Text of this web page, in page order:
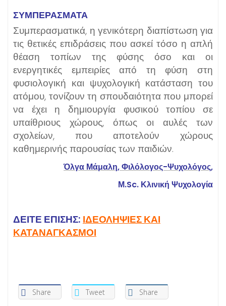
ΣΥΜΠΕΡΑΣΜΑΤΑ
Συμπερασματικά, η γενικότερη διαπίστωση για
τις θετικές επιδράσεις που ασκεί τόσο η απλή
θέαση τοπίων της φύσης όσο και οι
ενεργητικές εμπειρίες από τη φύση στη
φυσιολογική και ψυχολογική κατάσταση του
ατόμου, τονίζουν τη σπουδαιότητα που μπορεί
να έχει η δημιουργία φυσικού τοπίου σε
υπαίθριους χώρους, όπως οι αυλές των
σχολείων, που αποτελούν χώρους
καθημερινής παρουσίας των παιδιών.
Όλγα Μάμαλη, Φιλόλογος-Ψυχολόγος,
Μ.Sc. Κλινική Ψυχολογία
ΔΕΙΤΕ ΕΠΙΣΗΣ: ΙΔΕΟΛΗΨΙΕΣ ΚΑΙ
ΚΑΤΑΝΑΓΚΑΣΜΟΙ
Share Tweet Share